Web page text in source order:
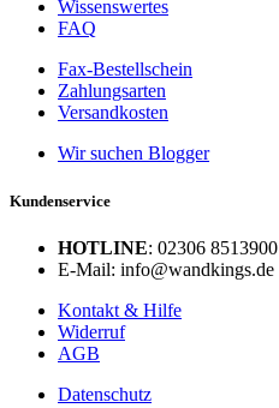
Wissenswertes
FAQ
Fax-Bestellschein
Zahlungsarten
Versandkosten
Wir suchen Blogger
Kundenservice
HOTLINE: 02306 8513900
E-Mail: info@wandkings.de
Kontakt & Hilfe
Widerruf
AGB
Datenschutz